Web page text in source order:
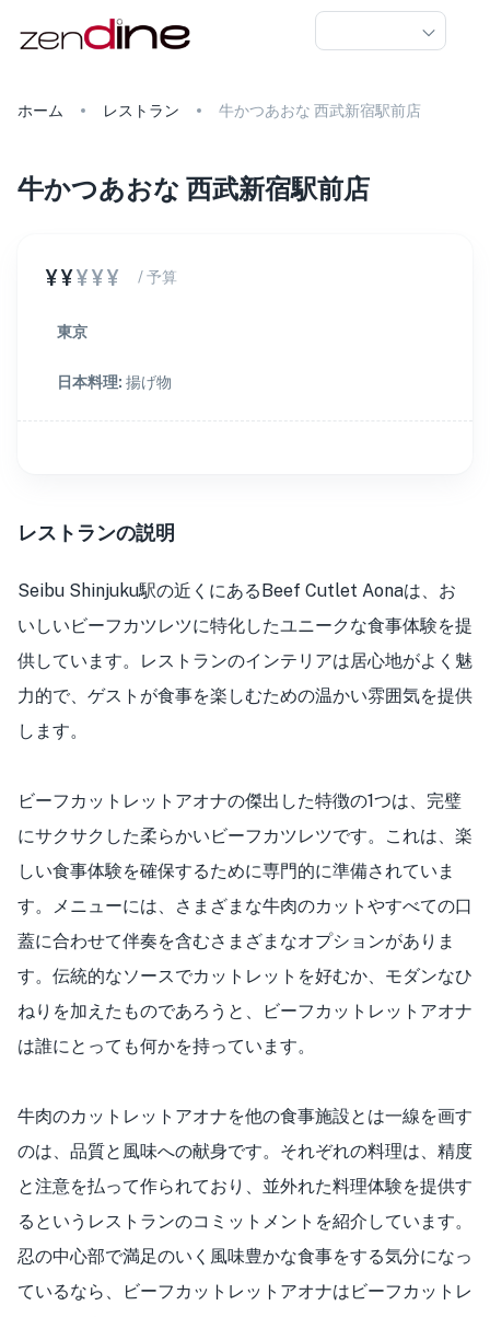
ホーム レストラン 牛かつあおな 西武新宿駅前店
牛かつあおな 西武新宿駅前店
¥¥¥¥¥ / 予算
東京
日本料理: 揚げ物
レストランの説明
Seibu Shinjuku駅の近くにあるBeef Cutlet Aonaは、お
いしいビーフカツレツに特化したユニークな食事体験を提
供しています。レストランのインテリアは居心地がよく魅
力的で、ゲストが食事を楽しむための温かい雰囲気を提供
します。
ビーフカットレットアオナの傑出した特徴の1つは、完璧
にサクサクした柔らかいビーフカツレツです。これは、楽
しい食事体験を確保するために専門的に準備されていま
す。メニューには、さまざまな牛肉のカットやすべての口
蓋に合わせて伴奏を含むさまざまなオプションがありま
す。伝統的なソースでカットレットを好むか、モダンなひ
ねりを加えたものであろうと、ビーフカットレットアオナ
は誰にとっても何かを持っています。
牛肉のカットレットアオナを他の食事施設とは一線を画す
のは、品質と風味への献身です。それぞれの料理は、精度
と注意を払って作られており、並外れた料理体験を提供す
るというレストランのコミットメントを紹介しています。
忍の中心部で満足のいく風味豊かな食事をする気分になっ
ているなら、ビーフカットレットアオナはビーフカットレ